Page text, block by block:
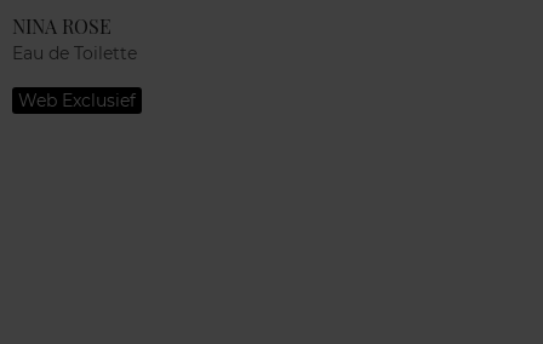
NINA ROSE
Eau de Toilette
Web Exclusief